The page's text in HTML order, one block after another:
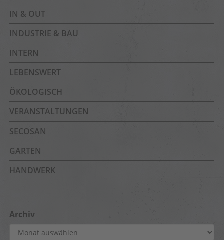
IN & OUT
INDUSTRIE & BAU
INTERN
LEBENSWERT
ÖKOLOGISCH
VERANSTALTUNGEN
SECOSAN
GARTEN
HANDWERK
Archiv
Archiv